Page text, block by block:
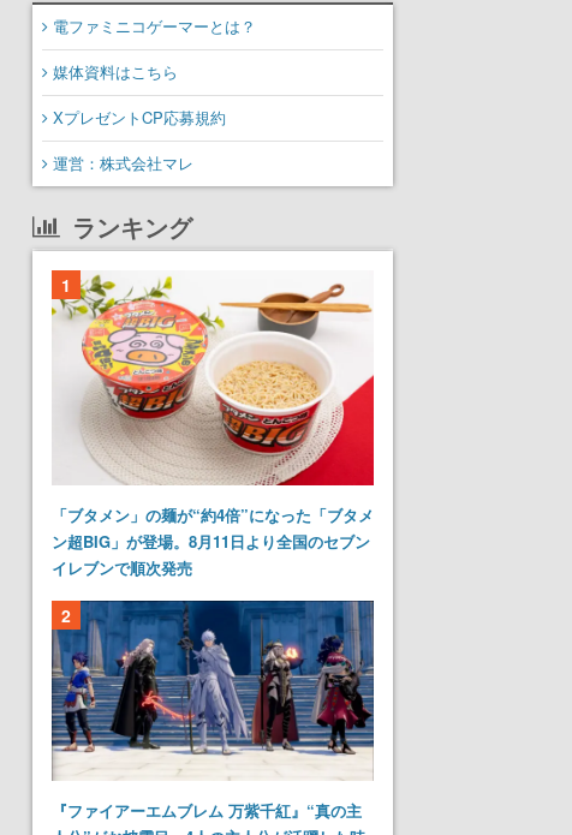
電ファミニコゲーマーとは？
媒体資料はこちら
XプレゼントCP応募規約
運営：株式会社マレ
ランキング
1
「ブタメン」の麺が“約4倍”になった「ブタメ
ン超BIG」が登場。8月11日より全国のセブン
イレブンで順次発売
2
『ファイアーエムブレム 万紫千紅』“真の主